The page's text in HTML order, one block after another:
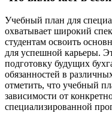
Учебный план для
охватывает широкий
студентам освоить
для успешной карьеры.
подготовку будущих
обязанностей в
отметить, что учебный
зависимости от
специализированной